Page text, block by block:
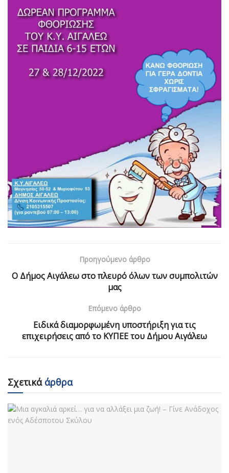
Προηγούμενο άρθρο
Ο Δήμος Αιγάλεω στο πλευρό όλων των συμπολιτών
μας
Επόμενο άρθρο
Ειδικά διαμορφωμένη υποστήριξη για τις
επιχειρήσεις από το ΚΥΠΕΕ του Δήμου Αιγάλεω
Σχετικάάρθρα